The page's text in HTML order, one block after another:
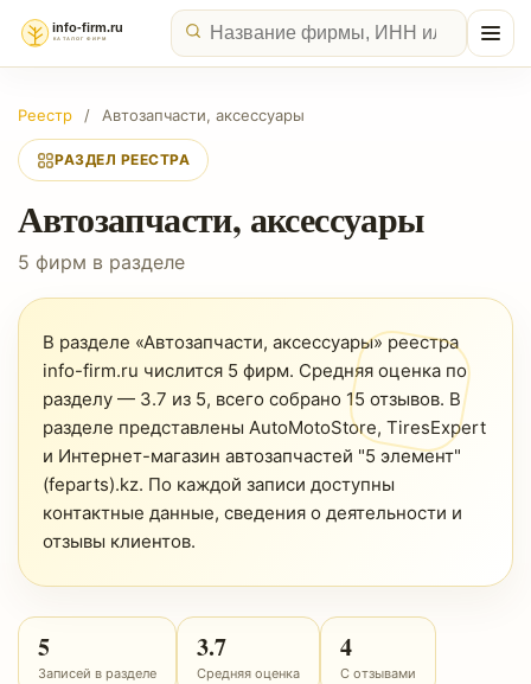
Реестр / Автозапчасти, аксессуары
РАЗДЕЛ РЕЕСТРА
Автозапчасти, аксессуары
5 фирм в разделе
В разделе «Автозапчасти, аксессуары» реестра
info-firm.ru числится 5 фирм. Средняя оценка по
разделу — 3.7 из 5, всего собрано 15 отзывов. В
разделе представлены AutoMotoStore, TiresExpert
и Интернет-магазин автозапчастей "5 элемент"
(feparts).kz. По каждой записи доступны
контактные данные, сведения о деятельности и
отзывы клиентов.
Записей в разделе
5
Средняя оценка
3.7
С отзывами
4